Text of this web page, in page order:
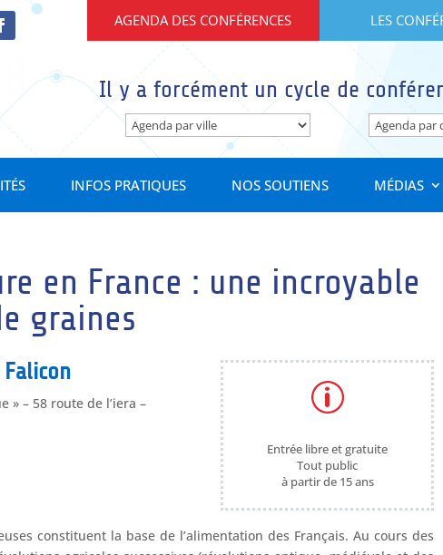
AGENDA DES CONFÉRENCES LES
Il y a forcément un cycle de
INFOS PRATIQUES NOS SOUTIENS MÉDIAS
en France : une incroyable
graines
» – 58 route de l’iera – p
Entrée libre et gratuite
Tout public
à partir de 15 ans
constituent la base de l’alimentation des Français. Au cours des